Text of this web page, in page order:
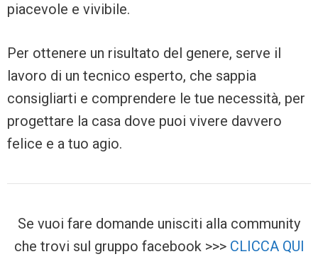
piacevole e vivibile.
Per ottenere un risultato del genere, serve il
lavoro di un tecnico esperto, che sappia
consigliarti e comprendere le tue necessità, per
progettare la casa dove puoi vivere davvero
felice e a tuo agio.
Se vuoi fare domande unisciti alla community
che trovi sul gruppo facebook >>>CLICCA QUI